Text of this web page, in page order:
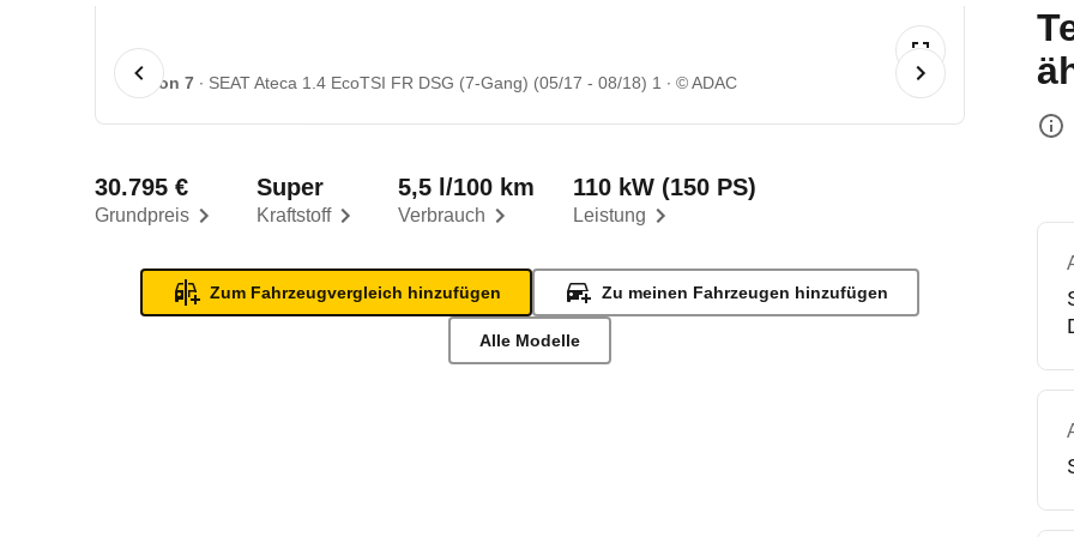
1 von 7 SEAT Ateca 1.4 EcoTSI FR DSG (7-Gang) (05/17 - 08/18) 1 © ADAC
Grundpreis
30.795 €
Kraftstoff
Super
Verbrauch
5,5 l/100 km
Leistung
110 kW (150 PS)
Zum Fahrzeugvergleich hinzufügen Zu meinen Fahrzeugen hinzufügen
Alle Modelle